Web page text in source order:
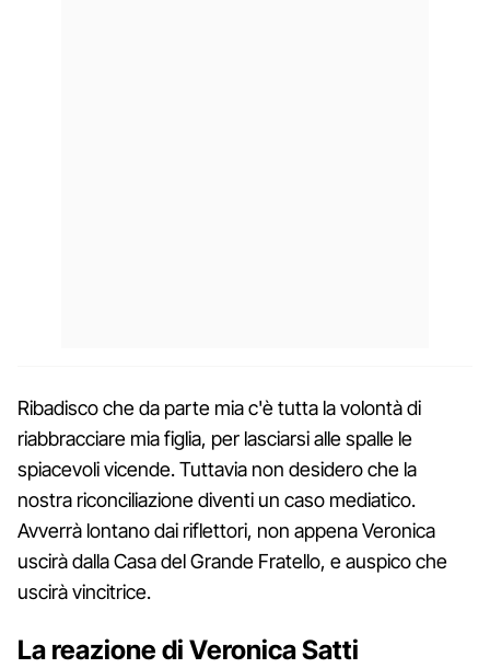
Ribadisco che da parte mia c'è tutta la volontà di
riabbracciare mia figlia, per lasciarsi alle spalle le
spiacevoli vicende. Tuttavia non desidero che la
nostra riconciliazione diventi un caso mediatico.
Avverrà lontano dai riflettori, non appena Veronica
uscirà dalla Casa del Grande Fratello, e auspico che
uscirà vincitrice.
La reazione di Veronica Satti